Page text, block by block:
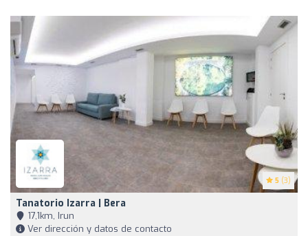
5 (3)
Tanatorio Izarra | Bera
17,1km, Irun
Ver dirección y datos de contacto